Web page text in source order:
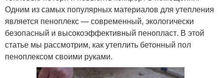
Одним из самых популярных материалов для утепления
является пеноплекс — современный, экологически
безопасный и высокоэффективный пенопласт. В этой
статье мы рассмотрим, как утеплить бетонный пол
пеноплексом своими руками.